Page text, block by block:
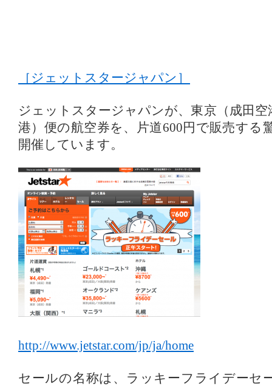
［ジェットスタージャパン］
ジェットスタージャパンが、東京（成田
港）便の航空券を、片道600円で販売する
開催しています。
http://www.jetstar.com/jp/ja/home
セールの名称は、ラッキーフライデーセ